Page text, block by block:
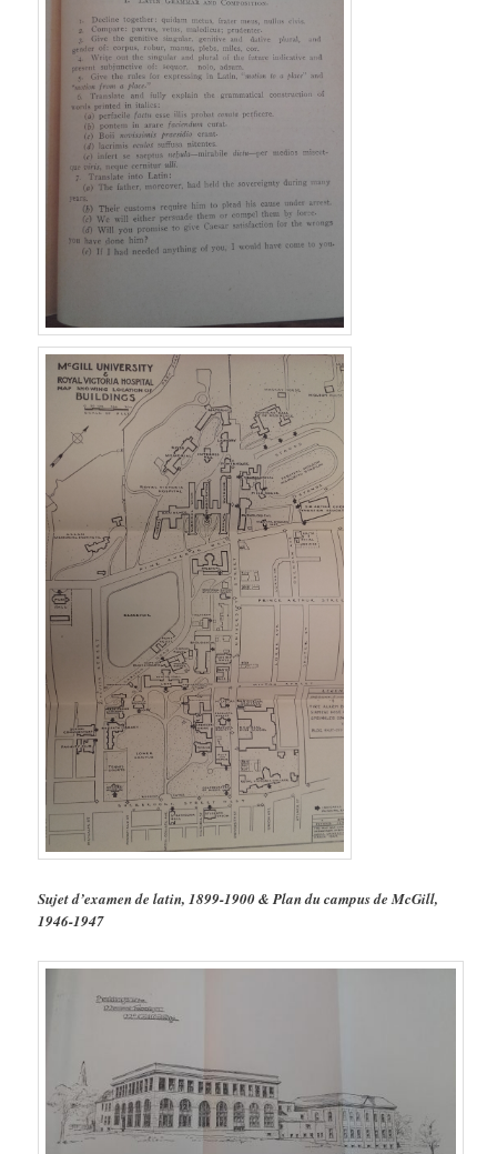
Sujet d’examen de latin, 1899-1900 & Plan du campus de McGill,
1946-1947